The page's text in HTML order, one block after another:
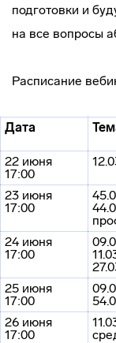
подготовки и
на все вопросы
Расписание
Дата
22 июня
17:00
23 июня
17:00
24 июня
17:00
25 июня
17:00
26 июня
17:00